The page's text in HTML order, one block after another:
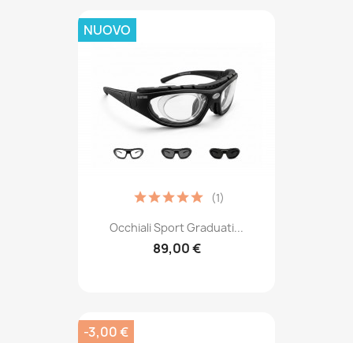
Occhiali Sport Graduati...
89,00 €
(1)
NUOVO
-3,00 €